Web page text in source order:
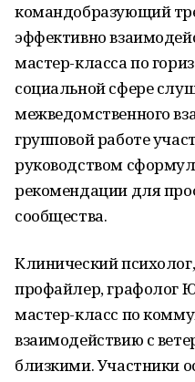
командобразующий
эффективно
мастер-класса по
социальной сфере
межведомственного
групповой работе
руководством
рекомендации для
сообщества.
Клинический
профайлер, графолог
мастер-класс по
взаимодействию с
близкими. Участники